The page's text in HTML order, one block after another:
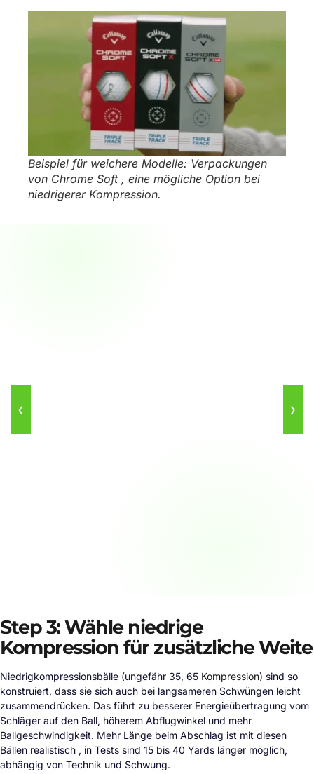
Beispiel für weichere Modelle: Verpackungen
von Chrome Soft , eine mögliche Option bei
niedrigerer Kompression.
❮ ❯
Step 3: Wähle niedrige
Kompression für zusätzliche Weite
Niedrigkompressionsbälle (ungefähr 35, 65 Kompression) sind so
konstruiert, dass sie sich auch bei langsameren Schwüngen leicht
zusammendrücken. Das führt zu besserer Energieübertragung vom
Schläger auf den Ball, höherem Abflugwinkel und mehr
Ballgeschwindigkeit. Mehr Länge beim Abschlag ist mit diesen
Bällen realistisch , in Tests sind 15 bis 40 Yards länger möglich,
abhängig von Technik und Schwung.